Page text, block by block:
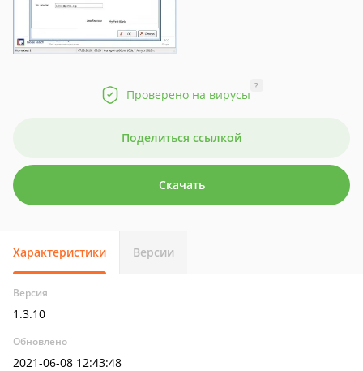
Проверено на вирусы
?
Поделиться ссылкой
Скачать
Характеристики Версии
Версия
1.3.10
Обновлено
2021-06-08 12:43:48